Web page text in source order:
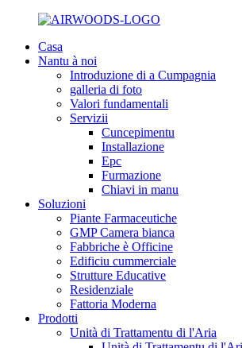
Casa
Nantu à noi
Introduzione di a Cumpagnia
galleria di foto
Valori fundamentali
Servizii
Cuncepimentu
Installazione
Epc
Furmazione
Chiavi in ​​manu
Soluzioni
Piante Farmaceutiche
GMP Camera bianca
Fabbriche è Officine
Edificiu cummerciale
Strutture Educative
Residenziale
Fattoria Moderna
Prodotti
Unità di Trattamentu di l'Aria